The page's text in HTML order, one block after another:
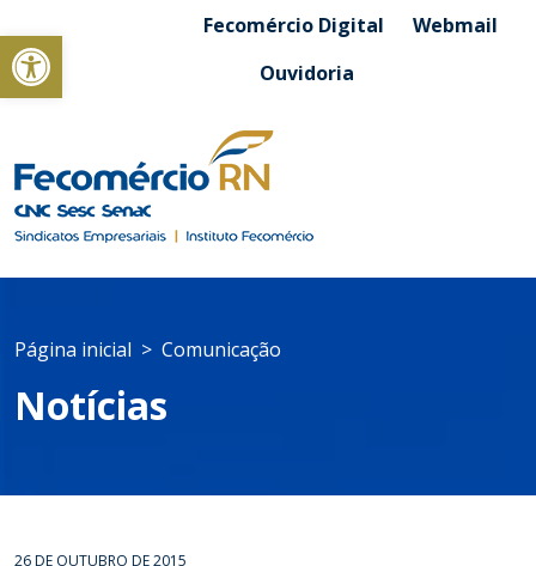
Abrir a barra de ferramentasFecomércio Digital
Webmail
Ouvidoria
Página inicial Comunicação
Notícias
26 DE OUTUBRO DE 2015